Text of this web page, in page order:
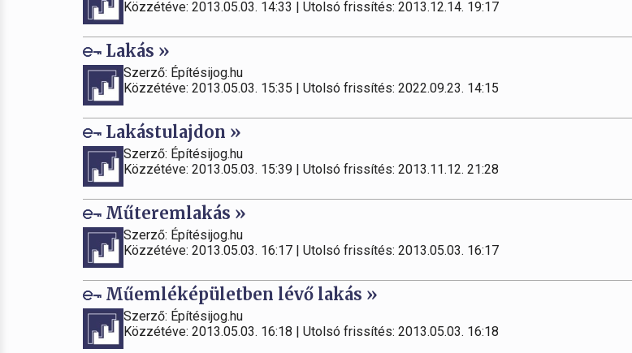
Közzétéve: 2013.05.03. 14:33 | Utolsó frissítés: 2013.12.14. 19:17
Lakás »
Szerző: Építésijog.hu
Közzétéve: 2013.05.03. 15:35 | Utolsó frissítés: 2022.09.23. 14:15
Lakástulajdon »
Szerző: Építésijog.hu
Közzétéve: 2013.05.03. 15:39 | Utolsó frissítés: 2013.11.12. 21:28
Műteremlakás »
Szerző: Építésijog.hu
Közzétéve: 2013.05.03. 16:17 | Utolsó frissítés: 2013.05.03. 16:17
Műemléképületben lévő lakás »
Szerző: Építésijog.hu
Közzétéve: 2013.05.03. 16:18 | Utolsó frissítés: 2013.05.03. 16:18